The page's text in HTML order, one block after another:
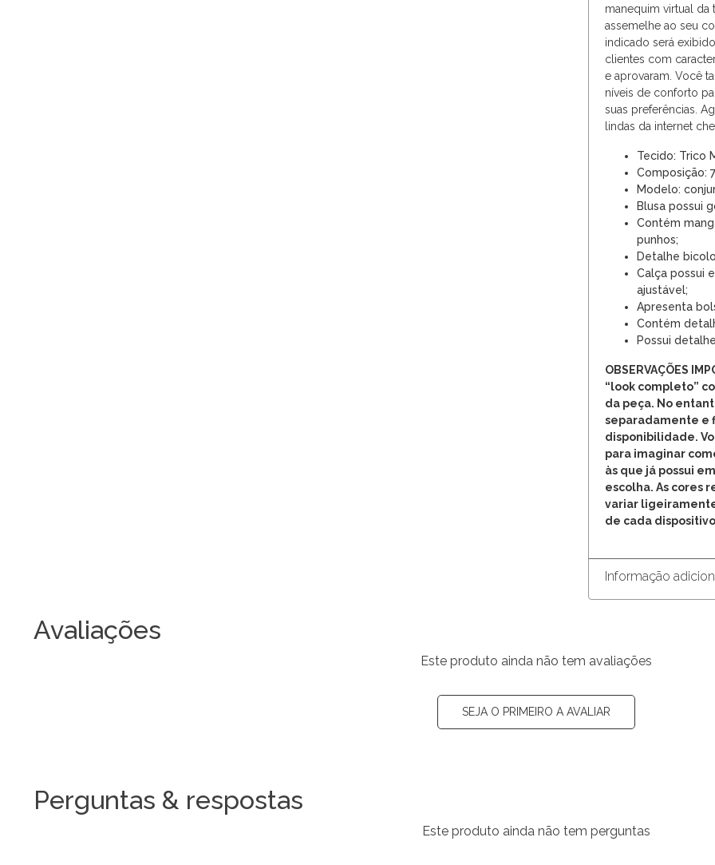
manequim virtual da
assemelhe ao seu
indicado será
clientes com
e aprovaram. Você
níveis de conforto
suas preferências.
lindas da internet
Tecido: Trico
Composição:
Modelo:
Blusa possui
Contém
punhos;
Detalhe
Calça possui
ajustável;
Apresenta
Contém
Possui
OBSERVAÇÕES
“look completo”
da peça. No
separadamente e
disponibilidade.
para imaginar
às que já possui
escolha. As cores
variar
de cada
Informação
Avaliações
Este produto ainda não tem avaliações
SEJA O PRIMEIRO A AVALIAR
Perguntas & respostas
Este produto ainda não tem perguntas